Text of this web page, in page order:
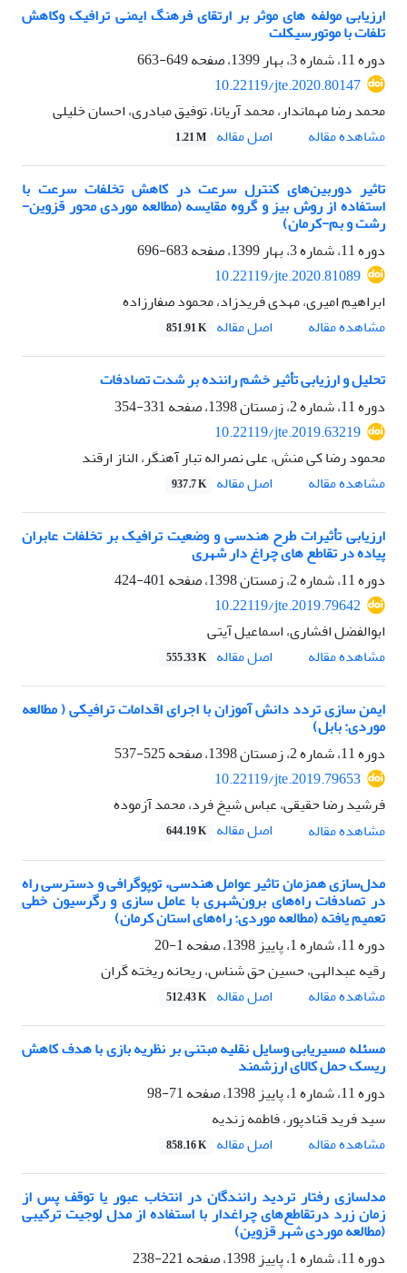
ارزیابی مولفه های موثر بر ارتقای فرهنگ ایمنی ترافیک وکاهش
تلفات با موتورسیکلت
دوره 11، شماره 3، بهار 1399، صفحه
649-663
10.22119/jte.2020.80147
محمد رضا مهماندار، محمد آریانا، توفیق مبادری، احسان خلیلی
مشاهده مقاله
اصل مقاله 1.21 M
تاثیر دوربین‌های کنترل سرعت در کاهش تخلفات سرعت با
استفاده از روش بیز و گروه مقایسه (مطالعه موردی محور قزوین-
رشت و بم-کرمان)
دوره 11، شماره 3، بهار 1399، صفحه
683-696
10.22119/jte.2020.81089
ابراهیم امیری، مهدی فریدزاد، محمود صفارزاده
مشاهده مقاله
اصل مقاله 851.91 K
تحلیل و ارزیابی تأثیر خشم راننده بر شدت تصادفات
دوره 11، شماره 2، زمستان 1398، صفحه
331-354
10.22119/jte.2019.63219
محمود رضا کی منش، علی نصراله تبار آهنگر، الناز ارقند
مشاهده مقاله
اصل مقاله 937.7 K
ارزیابی تأثیرات طرح هندسی و وضعیت ترافیک بر تخلفات عابران
پیاده در تقاطع های چراغ دار شهری
دوره 11، شماره 2، زمستان 1398، صفحه
401-424
10.22119/jte.2019.79642
ابوالفضل افشاری، اسماعیل آیتی
مشاهده مقاله
اصل مقاله 555.33 K
ایمن سازی تردد دانش آموزان با اجرای اقدامات ترافیکی ( مطالعه
موردی: بابل)
دوره 11، شماره 2، زمستان 1398، صفحه
525-537
10.22119/jte.2019.79653
فرشید رضا حقیقی، عباس شیخ فرد، محمد آزموده
مشاهده مقاله
اصل مقاله 644.19 K
مدل‌سازی همزمان تاثیر عوامل هندسی، توپوگرافی و دسترسی راه
در تصادفات راه‌های برون‌شهری با عامل سازی و رگرسیون خطی
تعمیم یافته (مطالعه موردی: راه‌های استان کرمان)
دوره 11، شماره 1، پاییز 1398، صفحه
1-20
رقیه عبدالهی، حسین حق شناس، ریحانه ریخته گران
مشاهده مقاله
اصل مقاله 512.43 K
مسئله مسیریابی وسایل نقلیه مبتنی بر نظریه بازی با هدف کاهش
ریسک حمل کالای ارزشمند
دوره 11، شماره 1، پاییز 1398، صفحه
71-98
سید فرید قنادپور، فاطمه زندیه
مشاهده مقاله
اصل مقاله 858.16 K
مدلسازی رفتار تردید رانندگان در انتخاب عبور یا توقف پس از
زمان زرد درتقاطع‌های چراغدار با استفاده از مدل لوجیت ترکیبی
(مطالعه موردی شهر قزوین)
دوره 11، شماره 1، پاییز 1398، صفحه
221-238